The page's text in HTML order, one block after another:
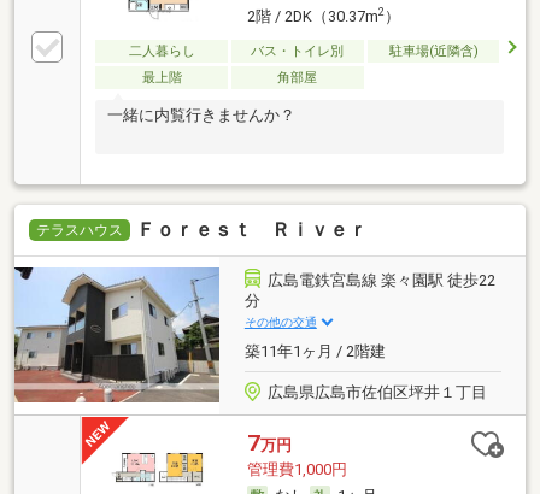
2階 / 2DK（30.37m2）
二人暮らし バス・トイレ別
駐車場(近隣含)
最上階
角部屋
一緒に内覧行きませんか？
テラスハウス Ｆｏｒｅｓｔ Ｒｉｖｅｒ
広島電鉄宮島線 楽々園駅 徒歩22
分
その他の交通
築11年1ヶ月 / 2階建
広島県広島市佐伯区坪井１丁目
7万円
管理費1,000円